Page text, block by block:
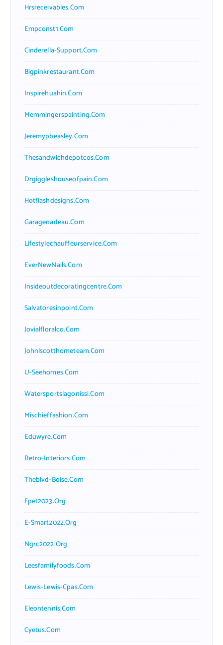
Hrsreceivables.com
Empconst1.com
Cinderella-Support.com
Bigpinkrestaurant.com
Inspirehuahin.com
Memmingerspainting.com
Jeremypbeasley.com
Thesandwichdepotcos.com
Drgiggleshouseofpain.com
Hotflashdesigns.com
Garagenadeau.com
Lifestylechauffeurservice.com
EverNewNails.com
Insideoutdecoratingcentre.com
Salvatoresinpoint.com
Jovialfloralco.com
Johnlscotthometeam.com
U-Seehomes.com
Watersportslagonissi.com
Mischieffashion.com
Eduwyre.com
Retro-Interiors.com
Theblvd-Boise.com
Fpet2023.org
E-Smart2022.org
Ngrc2022.org
Leesfamilyfoods.com
Lewis-Lewis-Cpas.com
Eleontennis.com
Cyetus.com